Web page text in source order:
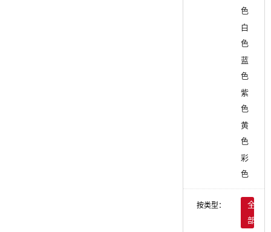
色
白
色
蓝
色
紫
色
黄
色
彩
色
按类型：
全
部